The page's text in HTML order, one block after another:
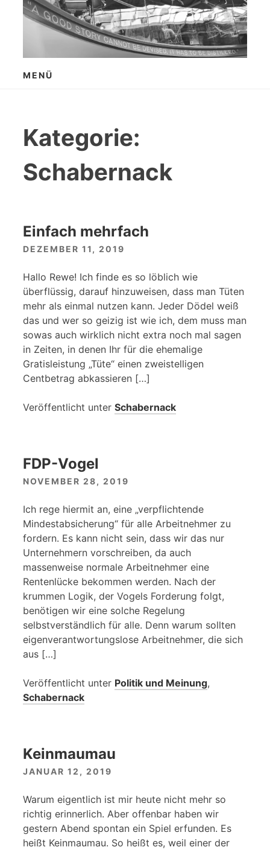
MENÜ
Kategorie:
Schabernack
Einfach mehrfach
DEZEMBER 11, 2019
Hallo Rewe! Ich finde es so löblich wie
überflüssig, darauf hinzuweisen, dass man Tüten
mehr als einmal nutzen kann. Jeder Dödel weiß
das und wer so geizig ist wie ich, dem muss man
sowas auch wirklich nicht extra noch mal sagen
in Zeiten, in denen Ihr für die ehemalige
Gratisleistung „Tüte“ einen zweistelligen
Centbetrag abkassieren […]
Veröffentlicht unter Schabernack
FDP-Vogel
NOVEMBER 28, 2019
Ich rege hiermit an, eine „verpflichtende
Mindestabsicherung“ für alle Arbeitnehmer zu
fordern. Es kann nicht sein, dass wir das nur
Unternehmern vorschreiben, da auch
massenweise normale Arbeitnehmer eine
Rentenlücke bekommen werden. Nach der
krummen Logik, der Vogels Forderung folgt,
benötigen wir eine solche Regelung
selbstverständlich für alle. Denn warum sollten
eigenverantwortungslose Arbeitnehmer, die sich
aus […]
Veröffentlicht unter Politik und Meinung,
Schabernack
Keinmaumau
JANUAR 12, 2019
Warum eigentlich ist mir heute nicht mehr so
richtig erinnerlich. Aber offenbar haben wir
gestern Abend spontan ein Spiel erfunden. Es
heißt Keinmaumau. So heißt es, weil einer der